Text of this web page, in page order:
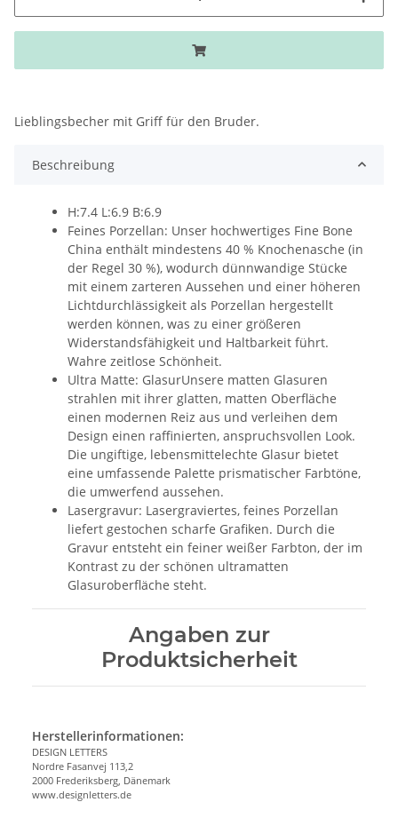
Lieblingsbecher mit Griff für den Bruder.
Beschreibung
H:7.4 L:6.9 B:6.9
Feines Porzellan: Unser hochwertiges Fine Bone
China enthält mindestens 40 % Knochenasche (in
der Regel 30 %), wodurch dünnwandige Stücke
mit einem zarteren Aussehen und einer höheren
Lichtdurchlässigkeit als Porzellan hergestellt
werden können, was zu einer größeren
Widerstandsfähigkeit und Haltbarkeit führt.
Wahre zeitlose Schönheit.
Ultra Matte: GlasurUnsere matten Glasuren
strahlen mit ihrer glatten, matten Oberfläche
einen modernen Reiz aus und verleihen dem
Design einen raffinierten, anspruchsvollen Look.
Die ungiftige, lebensmittelechte Glasur bietet
eine umfassende Palette prismatischer Farbtöne,
die umwerfend aussehen.
Lasergravur: Lasergraviertes, feines Porzellan
liefert gestochen scharfe Grafiken. Durch die
Gravur entsteht ein feiner weißer Farbton, der im
Kontrast zu der schönen ultramatten
Glasuroberfläche steht.
Angaben zur
Produktsicherheit
Herstellerinformationen:
DESIGN LETTERS
Nordre Fasanvej 113,2
2000 Frederiksberg, Dänemark
www.designletters.de